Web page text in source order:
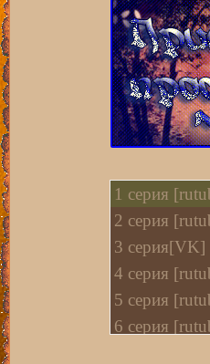
1 cерия
2 cерия
3 серия[VK]
4 cерия
5 cерия
6 cерия